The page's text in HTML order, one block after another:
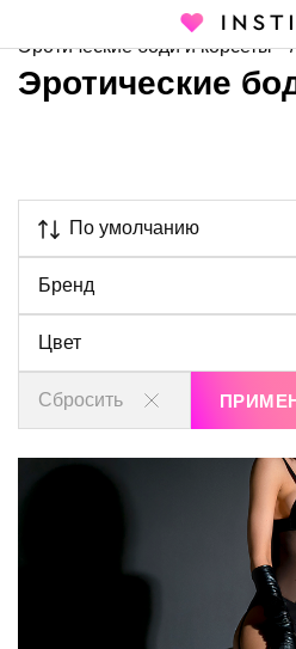
Каталог
Эротические боди и корсеты
Эротические
По умолчанию
Бренд
Цвет
Сбросить